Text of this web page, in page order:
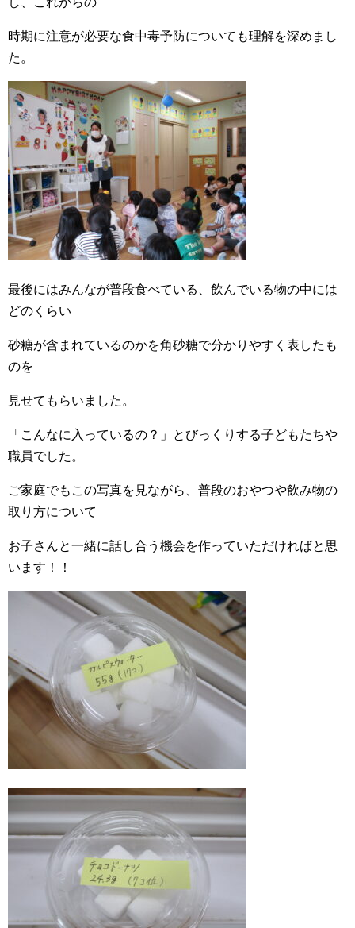
時期に注意が必要な食中毒予防についても理解を深めまし
た。
最後にはみんなが普段食べている、飲んでいる物の中には
どのくらい
砂糖が含まれているのかを角砂糖で分かりやすく表したも
のを
見せてもらいました。
「こんなに入っているの？」とびっくりする子どもたちや
職員でした。
ご家庭でもこの写真を見ながら、普段のおやつや飲み物の
取り方について
お子さんと一緒に話し合う機会を作っていただければと思
います！！